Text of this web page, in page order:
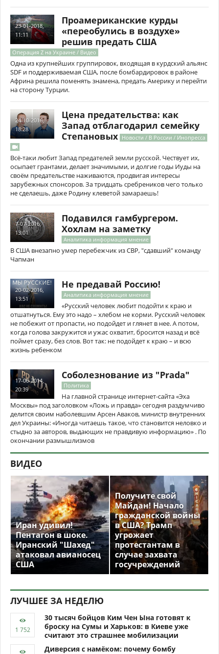
23-01-2018,
11:11
Проамериканские курды
«переобулись в воздухе»
решив предать США
Операция Z на Украине / Видео
Одна из крупнейших группировок, входящая в курдский альянс
SDF и поддерживаемая США, после бомбардировок в районе
Африна решила поменять знамена, предать Америку и перейти
на сторону Турции.
24-10-2016,
18:28
Цена предательства: как
Запад отблагодарил семейку
Степановых Новости / В России / Инопресса
Всё-таки любит Запад предателей земли русской. Чествует их,
осыпает грантами, делает значимыми, и долгие годы Иуды на
своём предательстве наживаются, продвигая интересы
зарубежных спонсоров. За тридцать сребреников чего только
не сделаешь, даже Родину клеветой замараешь!
7-07-2016,
13:01
Подавился гамбургером.
Хохлам на заметку
Аналитика информация мнение
В США внезапно умер перебежчик из СВР, "сдавший" команду
Чапман
20-02-2016,
13:51
Не предавай Россию!
Аналитика информация мнение
«Русский человек любит подойти к краю и
отшатнуться. Ему это надо – хлебом не корми. Русский человек
не побежит от пропасти, но подойдет и глянет в нее. А потом,
когда голова закружится и ужас охватит, бросится назад и всё
поймет сразу, без слов. Вот так: не подойдет к краю – и всю
жизнь ребенком
17-06-2014,
20:39
Соболезнование из "Prada"
Политика
На главной странице интернет-сайта «Эха
Москвы» под заголовком «Ложь и правда» сегодня раздумчиво
делится своим наболевшим Арсен Аваков, министр внутренних
дел Украины: «Иногда читаешь такое, что становится неловко и
стыдно за авторов, выдающих не правдивую информацию» . По
окончании размышлизмов
ВИДЕО
Иран удивил!
Пентагон в шоке.
Иранский "Шахед"
атаковал авианосец
США
Получите свой
Майдан! Начало
гражданской войны
в США? Трамп
угрожает
протестантам в
случае захвата
госучреждений
ЛУЧШЕЕ ЗА НЕДЕЛЮ
30 тысяч бойцов Ким Чен Ына готовят к
броску на Сумы и Харьков: в Киеве уже
считают это страшнее мобилизации
Диверсия с намёком: почему бомбу